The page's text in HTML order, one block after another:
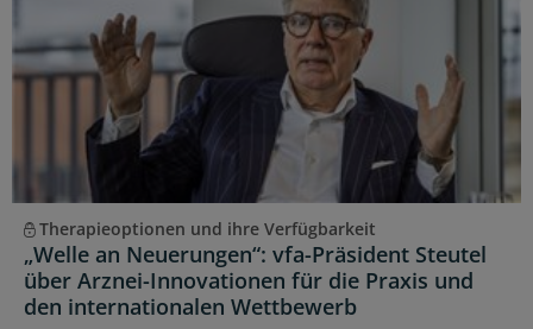
Therapieoptionen und ihre Verfügbarkeit
„Welle an Neuerungen“: vfa-Präsident Steutel
über Arznei-Innovationen für die Praxis und
den internationalen Wettbewerb